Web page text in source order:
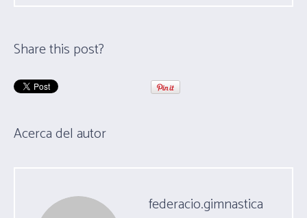
Share this post?
Acerca del autor
federacio.gimnastica